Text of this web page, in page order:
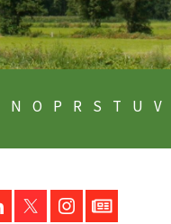
N O P R S T U V